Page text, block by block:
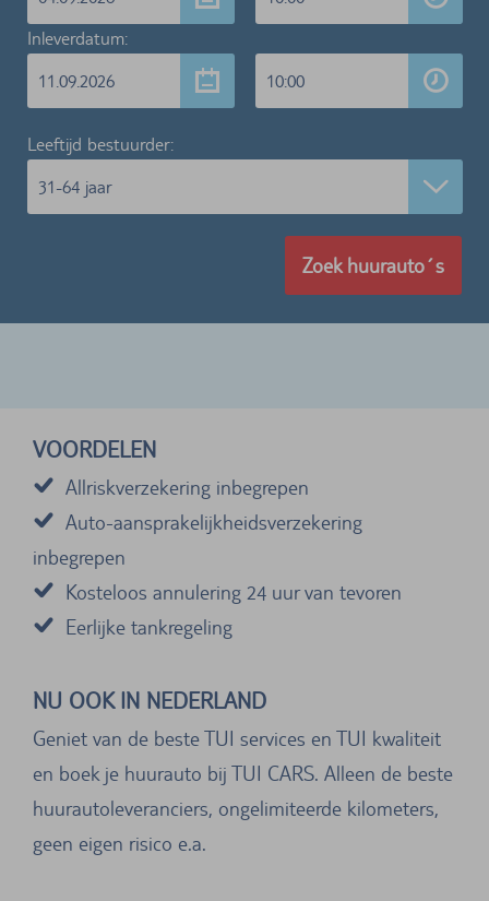
Inleverdatum:
11.09.2026
10:00
Leeftijd bestuurder:
31-64 jaar
Zoek huurauto´s
VOORDELEN
Allriskverzekering inbegrepen
Auto-aansprakelijkheidsverzekering
inbegrepen
Kosteloos annulering 24 uur van tevoren
Eerlijke tankregeling
NU OOK IN NEDERLAND
Geniet van de beste TUI services en TUI kwaliteit
en boek je huurauto bij TUI CARS. Alleen de beste
huurautoleveranciers, ongelimiteerde kilometers,
geen eigen risico e.a.